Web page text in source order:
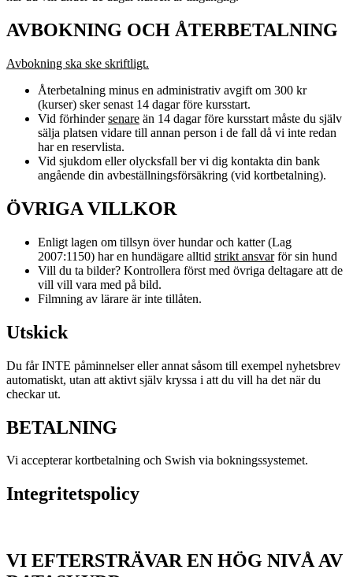
AVBOKNING OCH ÅTERBETALNING
Avbokning ska ske skriftligt.
Återbetalning minus en administrativ avgift om 300 kr
(kurser) sker senast 14 dagar före kursstart.
Vid förhindersenare än 14 dagar före kursstart måste du själv
sälja platsen vidare till annan person i de fall då vi inte redan
har en reservlista.
Vid sjukdom eller olycksfall ber vi dig kontakta din bank
angående din avbeställningsförsäkring (vid kortbetalning).
ÖVRIGA VILLKOR
Enligt lagen om tillsyn över hundar och katter (Lag
2007:1150) har en hundägare alltid strikt ansvarför sin hund
Vill du ta bilder? Kontrollera först med övriga deltagare att de
vill vill vara med på bild.
Filmning av lärare är inte tillåten.
Utskick
Du får INTE påminnelser eller annat såsom till exempel nyhetsbrev
automatiskt, utan att aktivt själv kryssa i att du vill ha det när du
checkar ut.
BETALNING
Vi accepterar kortbetalning och Swish via bokningssystemet.
Integritetspolicy
VI EFTERSTRÄVAR EN HÖG NIVÅ AV